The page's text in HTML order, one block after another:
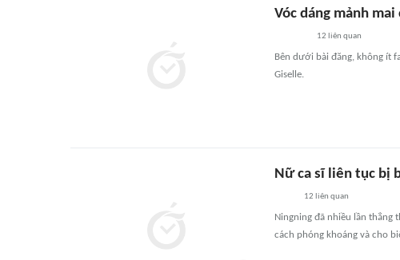
Vóc dáng mảnh
12 liên quan
Bên dưới bài đăng, không ít
Giselle.
Nữ ca sĩ liên tục bị
12 liên quan
Ningning đã nhiều lần thẳng
cách phóng khoáng và cho